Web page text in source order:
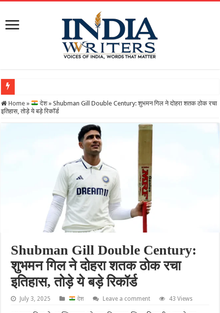
Home » देश » Shubman Gill Double Century: शुभमन गिल ने दोहरा शतक ठोक रचा
इतिहास, तोड़े ये बड़े रिकॉर्ड
Shubman Gill Double Century:
शुभमन गिल ने दोहरा शतक ठोक रचा
इतिहास, तोड़े ये बड़े रिकॉर्ड
July 3, 2025 देश Leave a comment 43 Views